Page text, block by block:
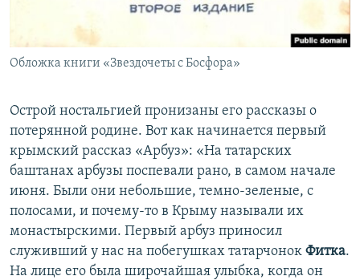
Обложка книги «Звездочеты с Босфора»
Острой ностальгией пронизаны его рассказы о
потерянной родине. Вот как начинается первый
крымский рассказ «Арбуз»: «На татарских
баштанах арбузы поспевали рано, в самом начале
июня. Были они небольшие, темно-зеленые, с
полосами, и почему-то в Крыму называли их
монастырскими. Первый арбуз приносил
служивший у нас на побегушках татарчонок Фитка.
На лице его была широчайшая улыбка, когда он